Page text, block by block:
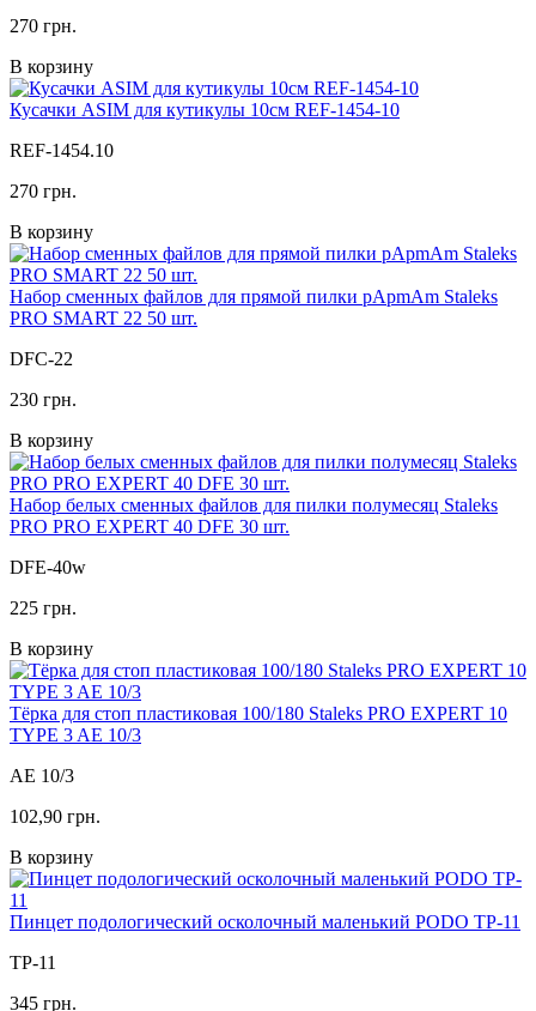
270 грн.
В корзину
Кусачки ASIM для кутикулы 10см REF-1454-10
REF-1454.10
270 грн.
В корзину
Набор сменных файлов для прямой пилки pApmAm Staleks
PRO SMART 22 50 шт.
DFC-22
230 грн.
В корзину
Набор белых сменных файлов для пилки полумесяц Staleks
PRO PRO EXPERT 40 DFE 30 шт.
DFE-40w
225 грн.
В корзину
Тёрка для стоп пластиковая 100/180 Staleks PRO EXPERT 10
TYPE 3 AE 10/3
AE 10/3
102,90 грн.
В корзину
Пинцет подологический осколочный маленький PODO TP-11
TP-11
345 грн.